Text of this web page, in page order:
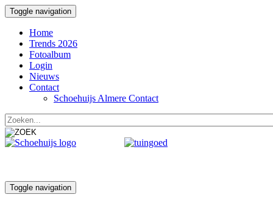
Toggle navigation
Home
Trends 2026
Fotoalbum
Login
Nieuws
Contact
Schoehuijs Almere Contact
Toggle navigation